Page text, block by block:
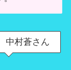
中村蒼さん